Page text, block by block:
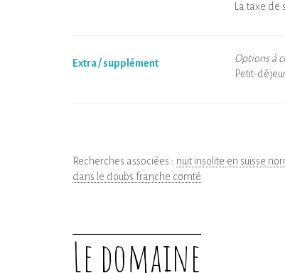
La taxe
Extra / supplément
Options à
Petit-
Recherches associées : nuit insolite en suisse
dans le doubs franche comté
Le domaine